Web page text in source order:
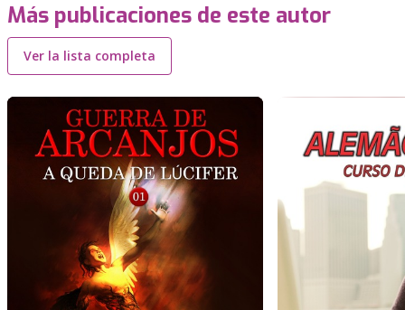
Más publicaciones de este autor
Ver la lista completa